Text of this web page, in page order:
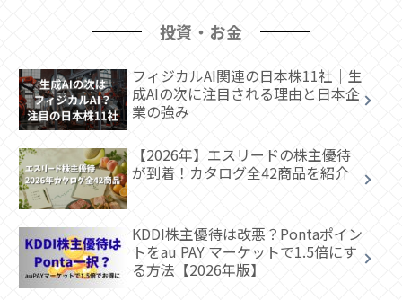
投資・お金
フィジカルAI関連の日本株11社｜生
成AIの次に注目される理由と日本企
業の強み
【2026年】エスリードの株主優待
が到着！カタログ全42商品を紹介
KDDI株主優待は改悪？Pontaポイン
トをau PAY マーケットで1.5倍にす
る方法【2026年版】